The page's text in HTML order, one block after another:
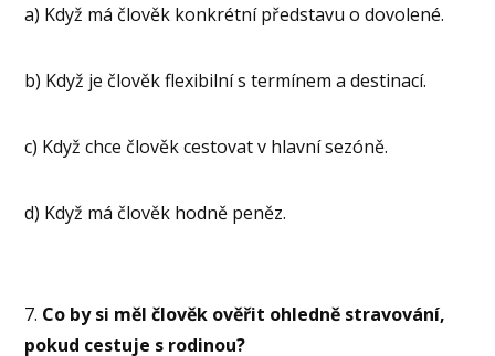
a) Když má člověk konkrétní představu o dovolené.
b) Když je člověk flexibilní s termínem a destinací.
c) Když chce člověk cestovat v hlavní sezóně.
d) Když má člověk hodně peněz.
7. Co by si měl člověk ověřit ohledně stravování,
pokud cestuje s rodinou?